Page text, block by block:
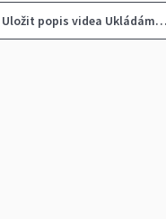
Uložit popis videa